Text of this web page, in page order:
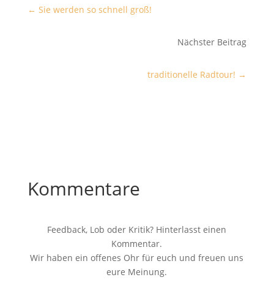
← Sie werden so schnell groß!
Nächster Beitrag
traditionelle Radtour! →
Kommentare
Feedback, Lob oder Kritik? Hinterlasst einen
Kommentar.
Wir haben ein offenes Ohr für euch und freuen uns
eure Meinung.